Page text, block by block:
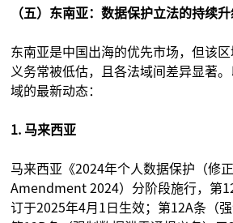
（五）东南亚：数据保护立法的持续
东南亚是中国出海的优先市场，但该
义务常被低估，且各法域间差异显著
域的最新动态：
1. 马来西亚
马来西亚《2024年个人数据保护（修
Amendment 2024）分阶段施行，第
订于2025年4月1日生效；第12A条（